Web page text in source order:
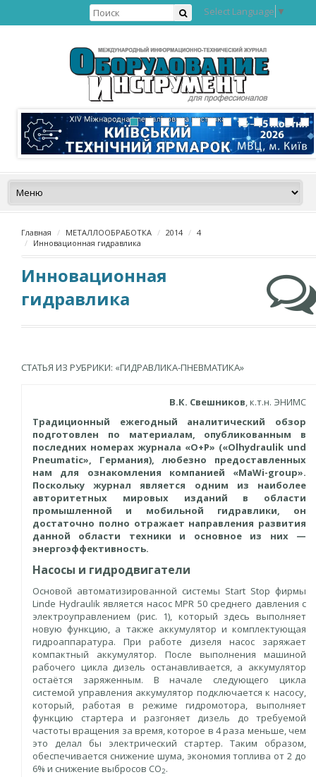
Select Language ▼
Главная МЕТАЛЛООБРАБОТКА 2014
4
Инновационная гидравлика
Инновационная
гидравлика
СТАТЬЯ ИЗ РУБРИКИ: «ГИДРАВЛИКА-ПНЕВМАТИКА»
В.К. Свешников, к.т.н. ЭНИМС
Традиционный ежегодный аналитический обзор
подготовлен по материалам, опубликованным в
последних номерах журнала «О+Р» («Olhydraulik und
Pneumatic», Германия), любезно предоставленных
нам для ознакомления компанией «MaWi-group».
Поскольку журнал является одним из наиболее
авторитетных мировых изданий в области
промышленной и мобильной гидравлики, он
достаточно полно отражает направления развития
данной области техники и основное из них —
энергоэффективность.
Насосы и гидродвигатели
Основой автоматизированной системы Start Stop фирмы
Linde Hydraulik является насос MPR 50 среднего давления с
электроуправлением (рис. 1), который здесь выполняет
новую функцию, а также аккумулятор и комплектующая
гидроаппаратура. При работе дизеля насос заряжает
компактный аккумулятор. После выполнения машиной
рабочего цикла дизель останавливается, а аккумулятор
остаётся заряженным. В начале следующего цикла
системой управления аккумулятор подключается к насосу,
который, работая в режиме гидромотора, выполняет
функцию стартера и разгоняет дизель до требуемой
частоты вращения за время, которое в 4 раза меньше, чем
это делал бы электрический стартер. Таким образом,
обеспечивается снижение шума, экономия топлива от 2 до
6% и снижение выбросов СО2.